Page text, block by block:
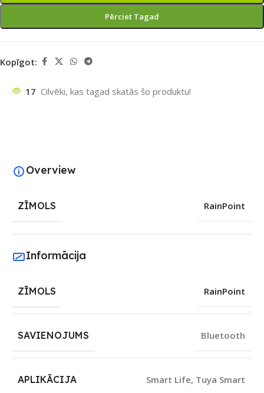
Pērciet Tagad
Kopīgot:
17 Cilvēki, kas tagad skatās šo produktu!
Overview
ZĪMOLS RainPoint
Informācija
ZĪMOLS RainPoint
SAVIENOJUMS Bluetooth
APLIKĀCIJA Smart Life, Tuya Smart